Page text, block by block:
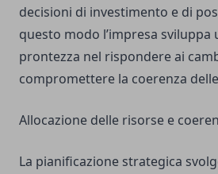
decisioni di investimento e di
questo modo l’impresa sviluppa
prontezza nel rispondere ai
compromettere la coerenza
Allocazione delle risorse e
La pianificazione strategica